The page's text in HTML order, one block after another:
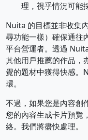
理，視乎情況可能
Nuita 的目標並非收集
尋功能一樣）確保通往
平台營運者。透過
其他用戶推薦的作品，
覺的題材中獲得快感。
環。
不過，如果您是內容創
您的內容生成卡片預覽
絡。我們將盡快處理。